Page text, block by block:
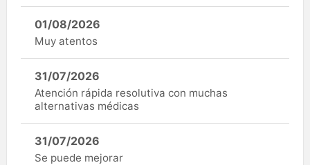
01/08/2026
Muy atentos
31/07/2026
Atención rápida resolutiva con muchas
alternativas médicas
31/07/2026
Se puede mejorar